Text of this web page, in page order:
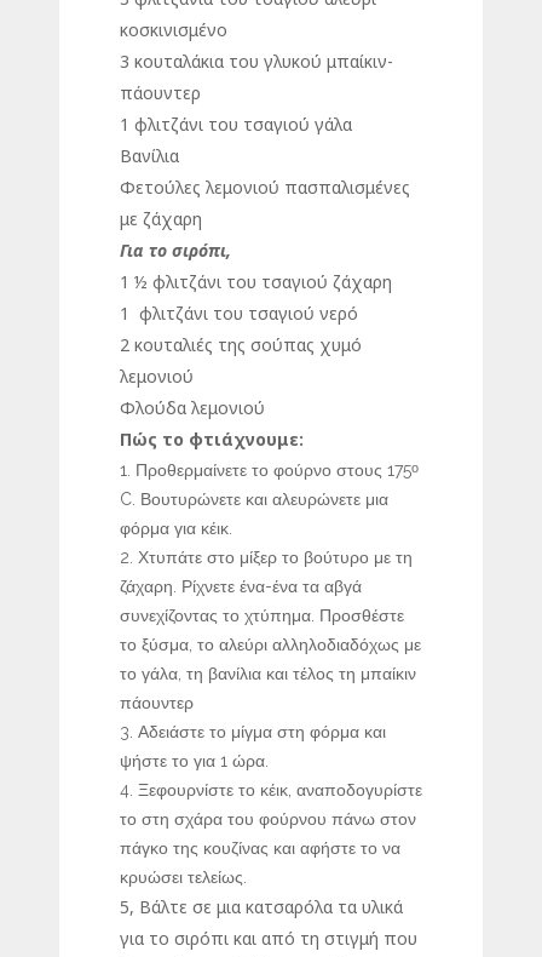
κοσκινισμένο
3 κουταλάκια του γλυκού μπαίκιν-
πάουντερ
1 φλιτζάνι του τσαγιού γάλα
Βανίλια
Φετούλες λεμονιού πασπαλισμένες
με ζάχαρη
Για το σιρόπι,
1 ½ φλιτζάνι του τσαγιού ζάχαρη
1 φλιτζάνι του τσαγιού νερό
2 κουταλιές της σούπας χυμό
λεμονιού
Φλούδα λεμονιού
Πώς το φτιάχνουμε:
Προθερμαίνετε το φούρνο στους 175ο
C. Βουτυρώνετε και αλευρώνετε μια
φόρμα για κέικ.
Χτυπάτε στο μίξερ το βούτυρο με τη
ζάχαρη. Ρίχνετε ένα-ένα τα αβγά
συνεχίζοντας το χτύπημα. Προσθέστε
το ξύσμα, το αλεύρι αλληλοδιαδόχως με
το γάλα, τη βανίλια και τέλος τη μπαίκιν
πάουντερ
Αδειάστε το μίγμα στη φόρμα και
ψήστε το για 1 ώρα.
Ξεφουρνίστε το κέικ, αναποδογυρίστε
το στη σχάρα του φούρνου πάνω στον
πάγκο της κουζίνας και αφήστε το να
κρυώσει τελείως.
5, Βάλτε σε μια κατσαρόλα τα υλικά
για το σιρόπι και από τη στιγμή που